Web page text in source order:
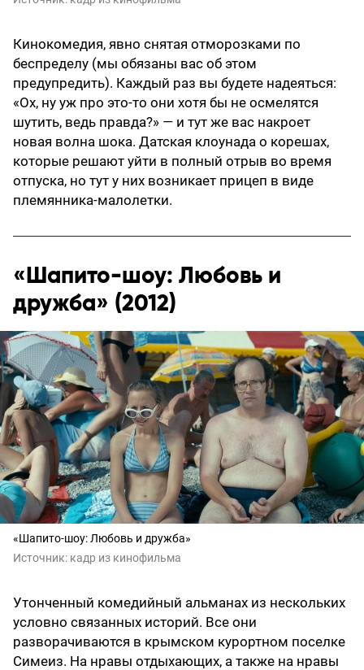
Кинокомедия, явно снятая отморозками по
беспределу (мы обязаны вас об этом
предупредить). Каждый раз вы будете надеяться:
«Ох, ну уж про это-то они хотя бы не осмелятся
шутить, ведь правда?» — и тут же вас накроет
новая волна шока. Датская клоунада о корешах,
которые решают уйти в полный отрыв во время
отпуска, но тут у них возникает прицеп в виде
племянника-малолетки.
«Шапито-шоу: Любовь и
дружба» (2012)
«Шапито-шоу: Любовь и дружба»
Источник: кадр из кинофильма
Утонченный комедийный альманах из нескольких
условно связанных историй. Все они
разворачиваются в крымском курортном поселке
Симеиз. На нравы отдыхающих, а также на нравы